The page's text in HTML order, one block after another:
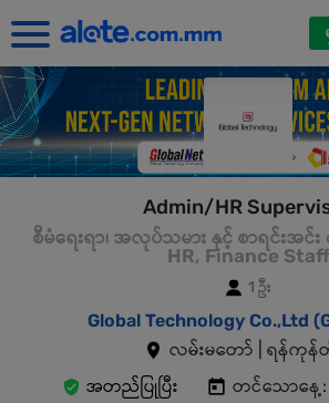
Admin/HR
စီမံရေးရာ၊ အလုပ်သမား နှင့် စာရင်းအင်
HR, Finance Staff
1 ဦး
Global Technology Co.,Ltd
လမ်းမတော် | ရန်ကုန်
အတည်ပြုပြီး
တင်သောနေ့: